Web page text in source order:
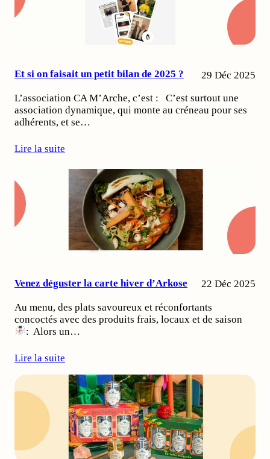
Et si on faisait un petit bilan de 2025 ? 29 Déc 2025
L’association CA M’Arche, c’est : C’est surtout une
association dynamique, qui monte au créneau pour ses
adhérents, et se…
Lire la suite
Venez déguster la carte hiver d’Arkose 22 Déc 2025
Au menu, des plats savoureux et réconfortants
concoctés avec des produits frais, locaux et de saison
: Alors un…
Lire la suite